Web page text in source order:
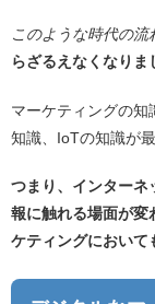
このような時代の流
らざるえなくなりま
マーケティングの
知識、IoTの知識が
つまり、インターネ
報に触れる場面が変
ケティングにおいて